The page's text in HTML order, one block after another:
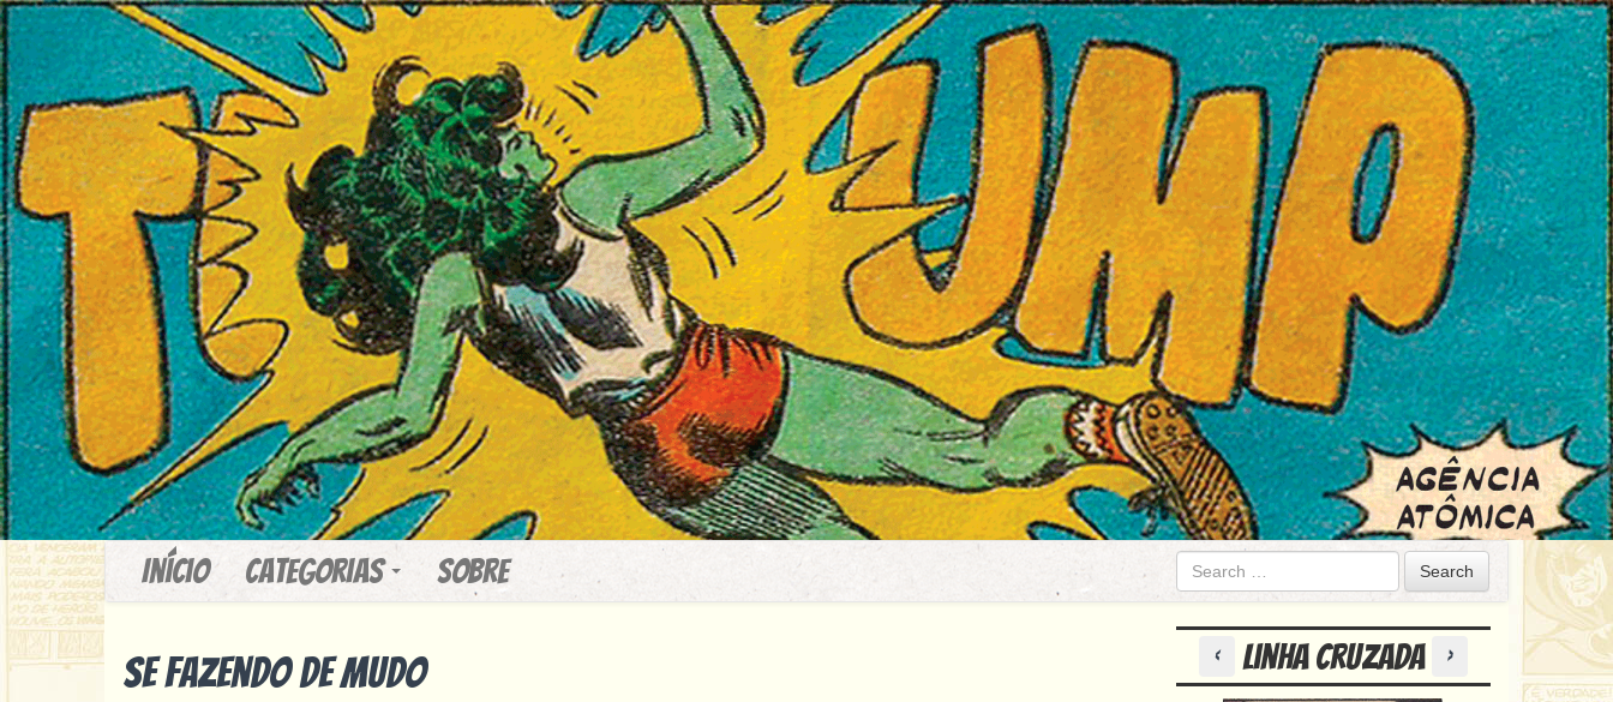
Início Categorias Sobre Search
Se fazendo de mudo Anterior
< Linha Cruzada Próximo
>